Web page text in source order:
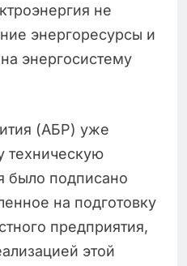
не
энергоресурсы и
энергосистему
(АБР) уже
техническую
было подписано
на подготовку
предприятия,
этой